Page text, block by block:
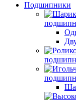
Подшипники